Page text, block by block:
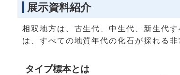
展示資料紹介
相双地方は、古生代、中生代、新生代
は、すべての地質年代の化石が採れる非
タイプ標本とは